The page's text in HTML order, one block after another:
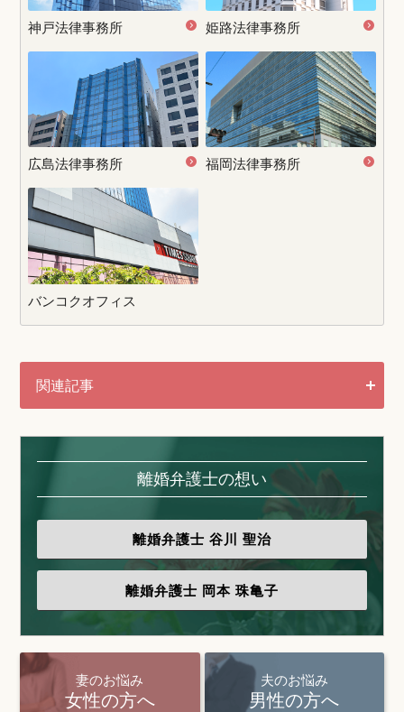
神戸法律事務所 姫路法律事務所
広島法律事務所 福岡法律事務所
バンコクオフィス
関連記事
離婚弁護士の想い
離婚弁護士 谷川 聖治
離婚弁護士 岡本 珠亀子
妻のお悩み
女性の方へ
夫のお悩み
男性の方へ